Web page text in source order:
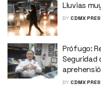
Lluvias
BY CDMX
Prófugo:
Seguridad
BY CDMX